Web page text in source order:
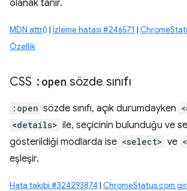
olanak tanır.
MDN attr() | İzleme hatası #246571 |
Özellik
CSS :open sözde sınıfı
:open sözde sınıfı, açık durumdayken
<details> ile, seçicinin bulunduğu ve
gösterildiği modlarda ise <select> ve
eşleşir.
Hata takibi #324293874 | ChromeStatus.com